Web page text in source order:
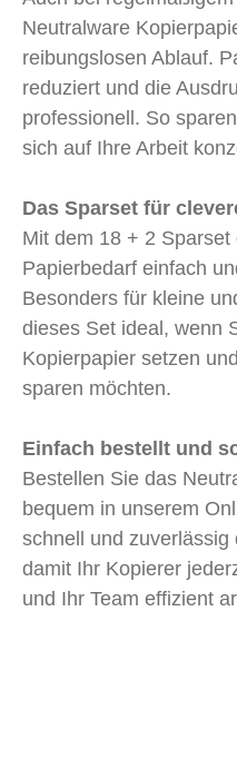
Neutralware
reibungslosen Ablauf.
reduziert und die
professionell. So
sich auf Ihre Arbeit
Das Sparset für
Mit dem 18 + 2
Papierbedarf einfach
Besonders für kleine
dieses Set ideal, wenn
Kopierpapier setzen
sparen möchten.
Einfach bestellt und
Bestellen Sie das
bequem in unserem
schnell und
damit Ihr Kopierer
und Ihr Team effizient